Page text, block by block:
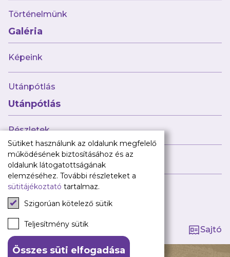
Történelmünk
Galéria
Képeink
Utánpótlás
Utánpótlás
Részletek
Híreink
Tagság kezelése
Sajtó
Utánpótlás
Babaváró
ajándékcsomag
Újpest FC
TAO
Klub infó
Sajtó
Press Kit
Újpest FC Shop
Digitális felületeink
Facebook
Instagram
Tiktok
Youtube
Spotify
Sütiket használunk az oldalunk megfelelő
működésének biztosításához és az
oldalunk látogatottságának
elemzéséhez. További részleteket a
sütitájékoztató tartalmaz.
Szigorúan kötelező sütik
Teljesítmény sütik
Összes süti elfogadása